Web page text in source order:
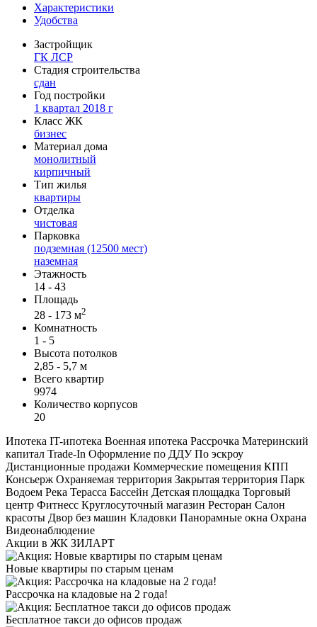
Характеристики
Удобства
Застройщик
ГК ЛСР
Стадия строительства
сдан
Год постройки
1 квартал 2018 г
Класс ЖК
бизнес
Материал дома
монолитный
кирпичный
Тип жилья
квартиры
Отделка
чистовая
Парковка
подземная (12500 мест)
наземная
Этажность
14 - 43
Площадь
28 - 173 м2
Комнатность
1 - 5
Высота потолков
2,85 - 5,7 м
Всего квартир
9974
Количество корпусов
20
Ипотека IT-ипотека Военная ипотека Рассрочка Материнский
капитал Trade-In Оформление по ДДУ По эскроу
Дистанционные продажи Коммерческие помещения КПП
Консьерж Охраняемая территория Закрытая территория Парк
Водоем Река Терасса Бассейн Детская площадка Торговый
центр Фитнесс Круглосуточный магазин Ресторан Салон
красоты Двор без машин Кладовки Панорамные окна Охрана
Видеонаблюдение
Акции в ЖК ЗИЛАРТ
Новые квартиры по старым ценам
Рассрочка на кладовые на 2 года!
Бесплатное такси до офисов продаж